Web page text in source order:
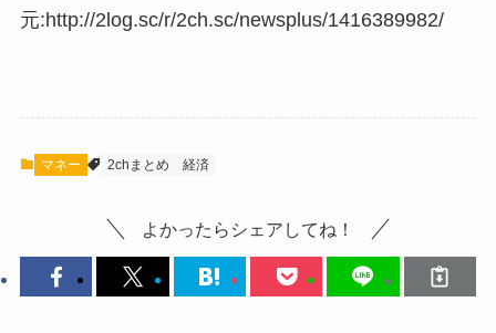
元:http://2log.sc/r/2ch.sc/newsplus/1416389982/
マネー 2chまとめ 経済
よかったらシェアしてね！